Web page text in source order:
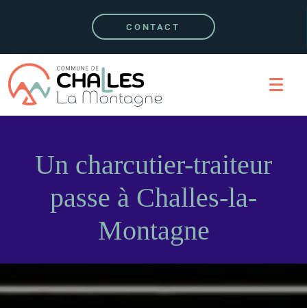
CONTACT
Un charcutier-traiteur
passe à Challes-la-
Montagne